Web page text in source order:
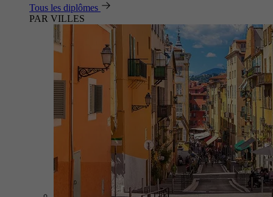
Tous les diplômes
PAR VILLES